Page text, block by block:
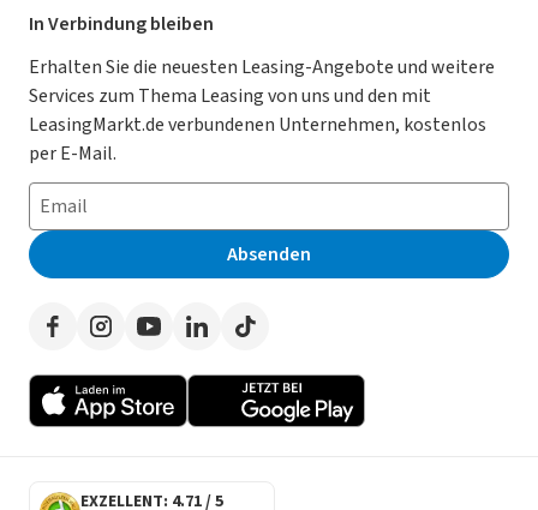
Für Händler
Kooperation mit AutoScout24
AGB
Datenschutz
Impressum
Erklärung zur Barrierefreiheit
Presse
Ratgeber
Magazin
Datenschutz-Einstellungen
So funktioniert’s
Häufig gestellte Fragen
Leasing-Lexikon
Auto-Tests
Werben auf LeasingMarkt.de
Leasing Deals
Gebrauchtwagen Leasing
Leasing ohne Anzahlung
E-Auto Leasing
Privatleasing
Leasing-Vergleiche
Herstellerverzeichnis
Händlerverzeichnis
In Verbindung bleiben
Erhalten Sie die neuesten Leasing-Angebote und weitere
Services zum Thema Leasing von uns und den mit
LeasingMarkt.de verbundenen Unternehmen, kostenlos
per E-Mail.
Absenden
EXZELLENT: 4.71 / 5